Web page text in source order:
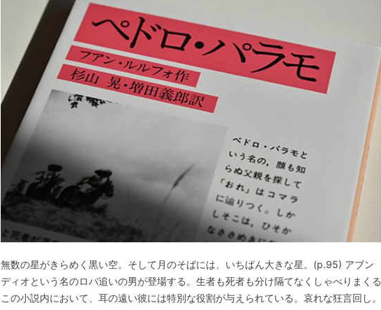
無数の星がきらめく黒い空。そして月のそばには、いちばん大きな星。(p.95) アブン
ディオという名のロバ追いの男が登場する。生者も死者も分け隔てなくしゃべりまくる
この小説内において、耳の遠い彼には特別な役割が与えられている。哀れな狂言回し。